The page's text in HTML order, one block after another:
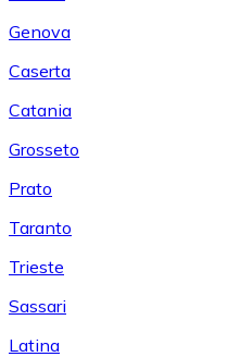
Genova
Caserta
Catania
Grosseto
Prato
Taranto
Trieste
Sassari
Latina